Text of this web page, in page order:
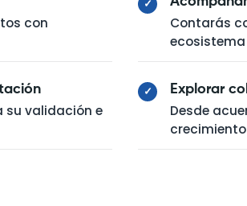
con
✓
Contarás
su validación e
✓ Explorar
Desde